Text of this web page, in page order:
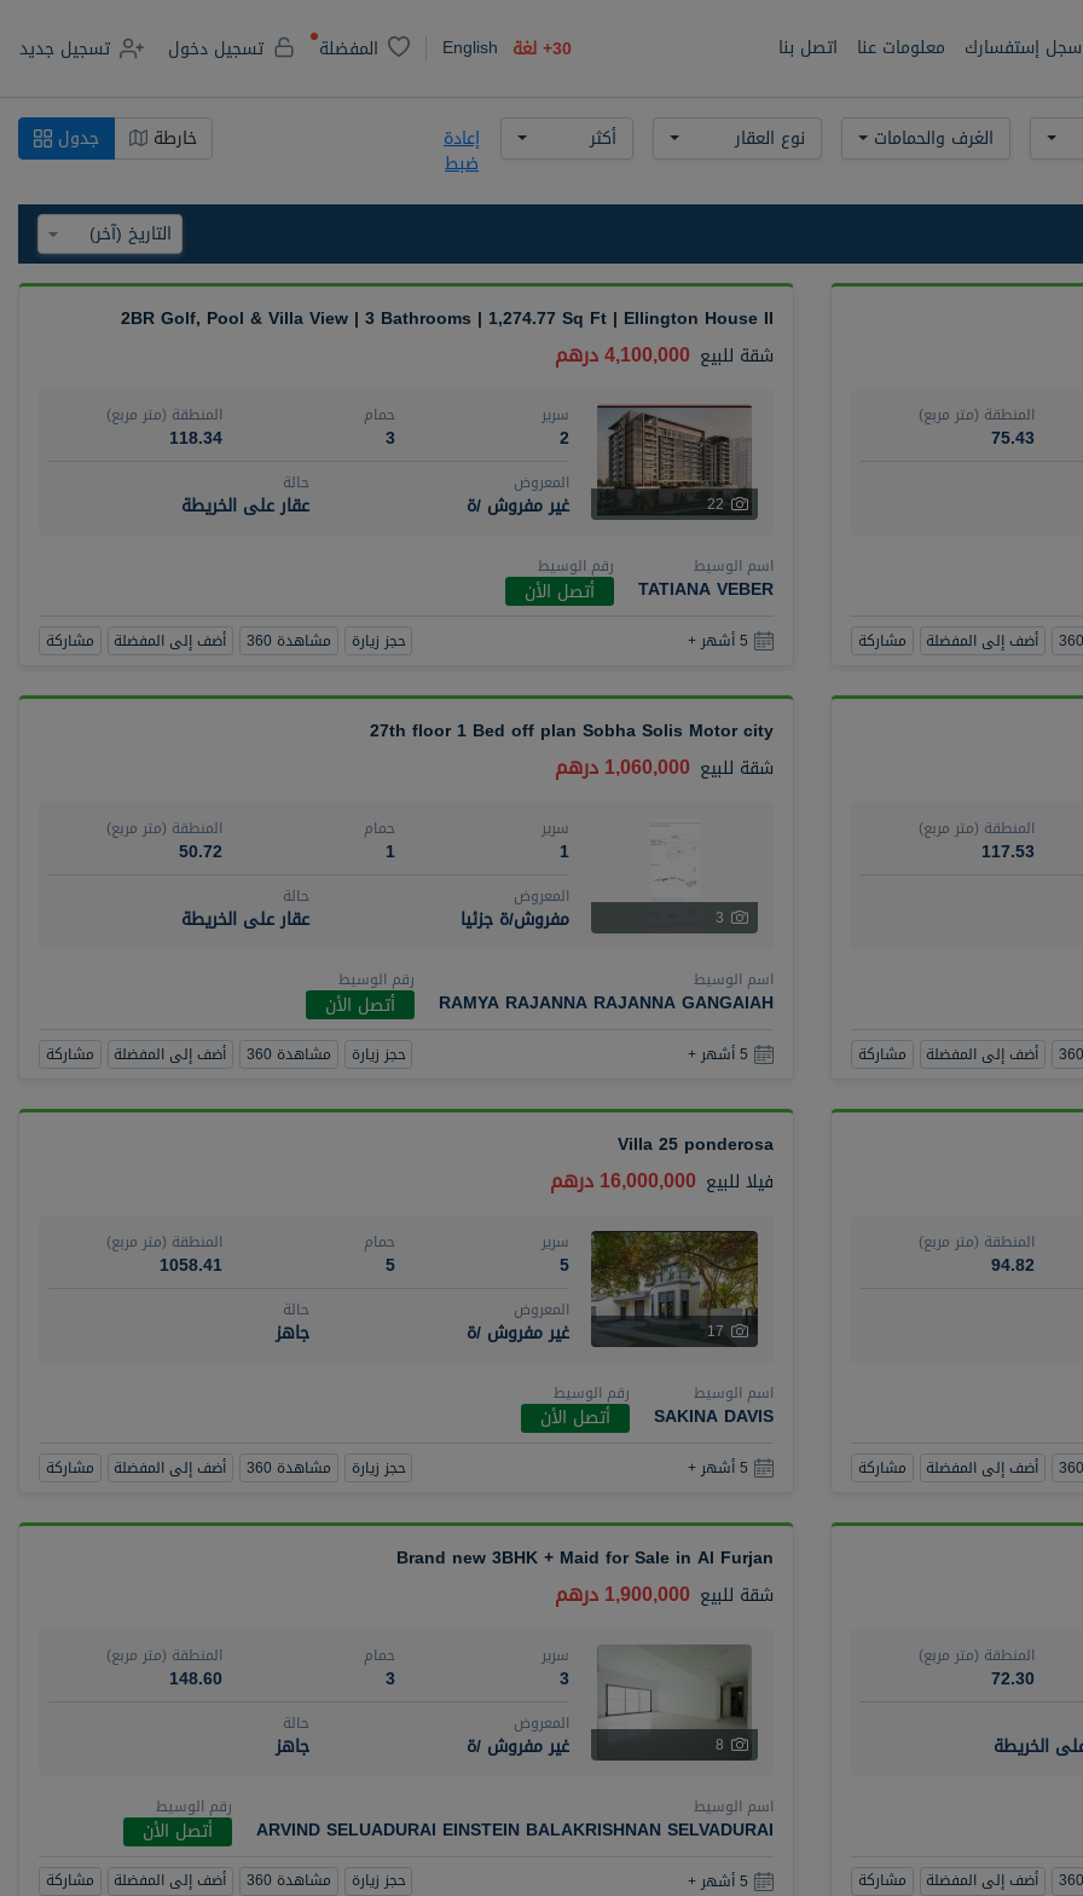
سجل إستفسارك معلومات عنا اتصل بنا 30+ لغة English المفضلة تسجيل دخول تسجيل جديد
الغرف والحمامات نوع العقار أكثر إعادة
ضبط
خارطة جدول
المنطقة (متر مربع)
75.43
أضف إلى المفضلة مشاركة
2BR Golf, Pool & Villa View | 3 Bathrooms | 1,274.77 Sq Ft | Ellington House II
شقة للبيع 4,100,000 درهم
22
سرير
2
حمام
3
المنطقة (متر مربع)
118.34
المعروض
غير مفروش /ة
حالة
عقار على الخريطة
اسم الوسيط
TATIANA VEBER
رقم الوسيط
أتصل الأن
5 أشهر + حجز زيارة مشاهدة 360 أضف إلى المفضلة مشاركة
المنطقة (متر مربع)
117.53
أضف إلى المفضلة مشاركة
27th floor 1 Bed off plan Sobha Solis Motor city
شقة للبيع 1,060,000 درهم
3
سرير
1
حمام
1
المنطقة (متر مربع)
50.72
المعروض
مفروش/ة جزئيا
حالة
عقار على الخريطة
اسم الوسيط
RAMYA RAJANNA RAJANNA GANGAIAH
رقم الوسيط
أتصل الأن
5 أشهر + حجز زيارة مشاهدة 360 أضف إلى المفضلة مشاركة
المنطقة (متر مربع)
94.82
أضف إلى المفضلة مشاركة
Villa 25 ponderosa
فيلا للبيع 16,000,000 درهم
17
سرير
5
حمام
5
المنطقة (متر مربع)
1058.41
المعروض
غير مفروش /ة
حالة
جاهز
اسم الوسيط
SAKINA DAVIS
رقم الوسيط
أتصل الأن
5 أشهر + حجز زيارة مشاهدة 360 أضف إلى المفضلة مشاركة
المنطقة (متر مربع)
72.30
الخريطة
أضف إلى المفضلة مشاركة
Brand new 3BHK + Maid for Sale in Al Furjan
شقة للبيع 1,900,000 درهم
8
سرير
3
حمام
3
المنطقة (متر مربع)
148.60
المعروض
غير مفروش /ة
حالة
جاهز
اسم الوسيط
ARVIND SELUADURAI EINSTEIN BALAKRISHNAN SELVADURAI
رقم الوسيط
أتصل الأن
5 أشهر + حجز زيارة مشاهدة 360 أضف إلى المفضلة مشاركة